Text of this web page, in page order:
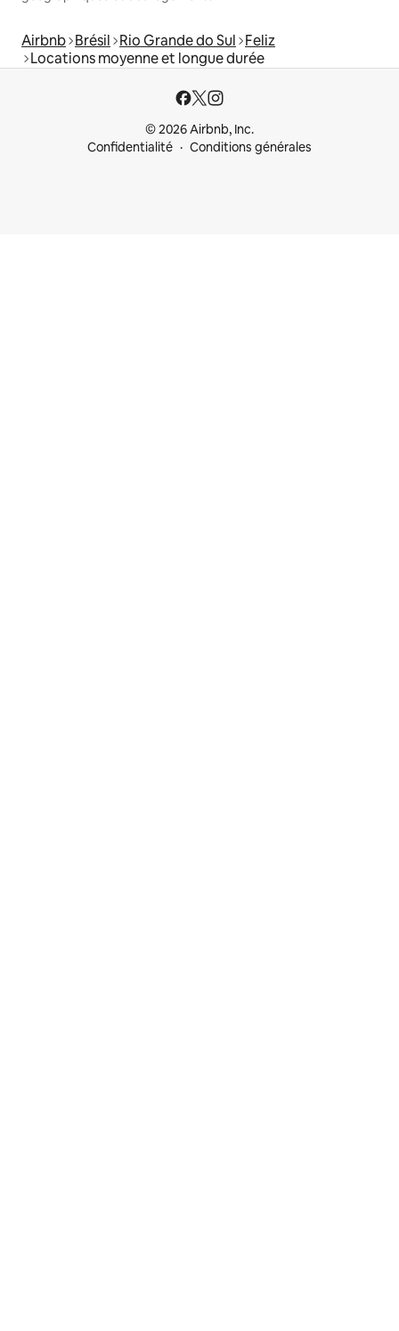
Airbnb Brésil Rio Grande do Sul Feliz
Locations moyenne et longue durée
© 2026 Airbnb, Inc.
Confidentialité
Conditions générales